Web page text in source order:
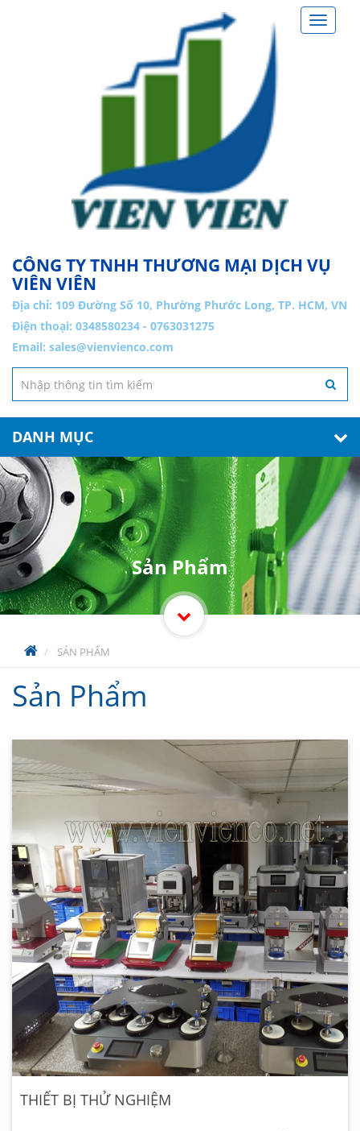
Toggle
CÔNG TY TNHH THƯƠNG MẠI DỊCH VỤ
VIÊN VIÊN
Địa chỉ: 109 Đường Số 10, Phường Phước Long, TP. HCM, VN
Điện thoại: 0348580234 - 0763031275
Email: sales@vienvienco.com
DANH MỤC
SẢN PHẨM
Sản Phẩm
Sản Phẩm
THIẾT BỊ THỬ NGHIỆM